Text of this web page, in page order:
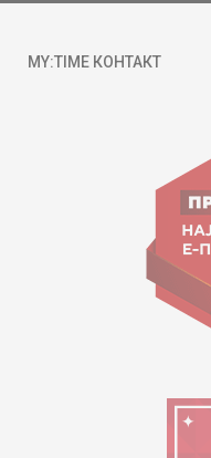
MY:TIME КОНТАКТ
ул. Гоце